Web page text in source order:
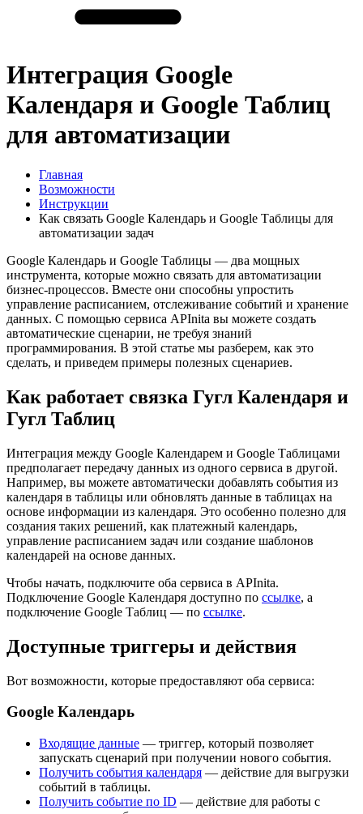
Интеграция Google
Календаря и Google Таблиц
для автоматизации
Главная
Возможности
Инструкции
Как связать Google Календарь и Google Таблицы для
автоматизации задач
Google Календарь и Google Таблицы — два мощных
инструмента, которые можно связать для автоматизации
бизнес-процессов. Вместе они способны упростить
управление расписанием, отслеживание событий и хранение
данных. С помощью сервиса APInita вы можете создать
автоматические сценарии, не требуя знаний
программирования. В этой статье мы разберем, как это
сделать, и приведем примеры полезных сценариев.
Как работает связка Гугл Календаря и
Гугл Таблиц
Интеграция между Google Календарем и Google Таблицами
предполагает передачу данных из одного сервиса в другой.
Например, вы можете автоматически добавлять события из
календаря в таблицы или обновлять данные в таблицах на
основе информации из календаря. Это особенно полезно для
создания таких решений, как платежный календарь,
управление расписанием задач или создание шаблонов
календарей на основе данных.
Чтобы начать, подключите оба сервиса в APInita.
Подключение Google Календаря доступно по ссылке, а
подключение Google Таблиц — по ссылке.
Доступные триггеры и действия
Вот возможности, которые предоставляют оба сервиса:
Google Календарь
Входящие данные — триггер, который позволяет
запускать сценарий при получении нового события.
Получить события календаря — действие для выгрузки
событий в таблицы.
Получить событие по ID — действие для работы с